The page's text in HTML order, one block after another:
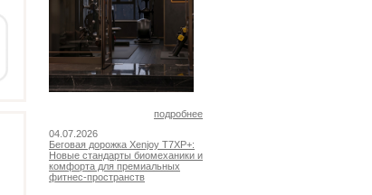
подробнее
04.07.2026
Беговая дорожка Xenjoy T7XP+:
Новые стандарты биомеханики и
комфорта для премиальных
фитнес-пространств